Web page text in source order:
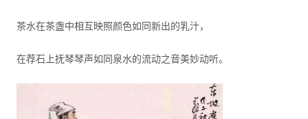
茶水在茶盏中相互映照颜色如同新出的乳汁，
在荐石上抚琴琴声如同泉水的流动之音美妙动听。